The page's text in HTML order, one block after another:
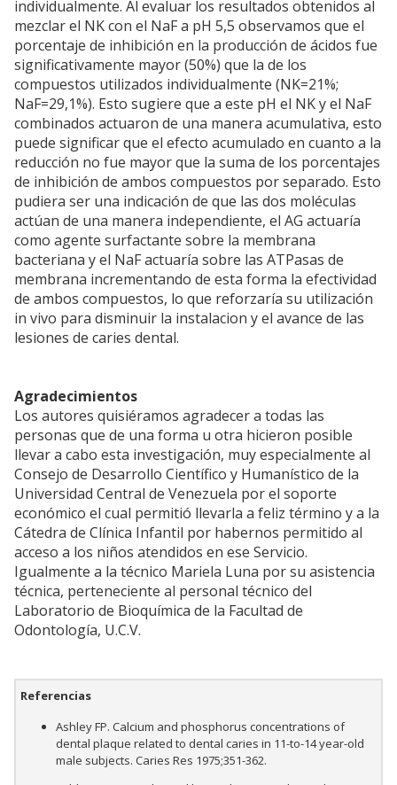
individualmente. Al evaluar los resultados obtenidos al
mezclar el NK con el NaF a pH 5,5 observamos que el
porcentaje de inhibición en la producción de ácidos fue
significativamente mayor (50%) que la de los
compuestos utilizados individualmente (NK=21%;
NaF=29,1%). Esto sugiere que a este pH el NK y el NaF
combinados actuaron de una manera acumulativa, esto
puede significar que el efecto acumulado en cuanto a la
reducción no fue mayor que la suma de los porcentajes
de inhibición de ambos compuestos por separado. Esto
pudiera ser una indicación de que las dos moléculas
actúan de una manera independiente, el AG actuaría
como agente surfactante sobre la membrana
bacteriana y el NaF actuaría sobre las ATPasas de
membrana incrementando de esta forma la efectividad
de ambos compuestos, lo que reforzaría su utilización
in vivo para disminuir la instalacion y el avance de las
lesiones de caries dental.
Agradecimientos
Los autores quisiéramos agradecer a todas las
personas que de una forma u otra hicieron posible
llevar a cabo esta investigación, muy especialmente al
Consejo de Desarrollo Científico y Humanístico de la
Universidad Central de Venezuela por el soporte
económico el cual permitió llevarla a feliz término y a la
Cátedra de Clínica Infantil por habernos permitido al
acceso a los niños atendidos en ese Servicio.
Igualmente a la técnico Mariela Luna por su asistencia
técnica, perteneciente al personal técnico del
Laboratorio de Bioquímica de la Facultad de
Odontología, U.C.V.
Referencias
Ashley FP. Calcium and phosphorus concentrations of
dental plaque related to dental caries in 11-to-14 year-old
male subjects. Caries Res 1975;351-362.